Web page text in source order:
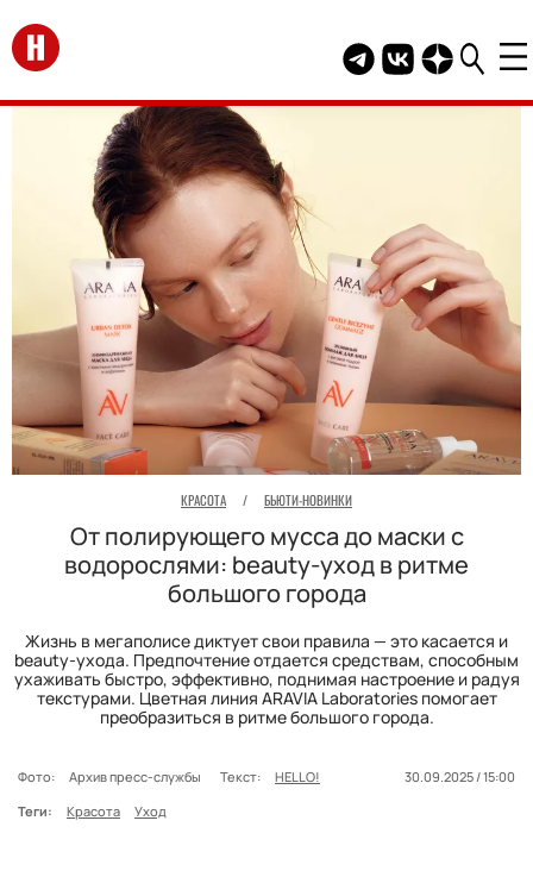
Перейти на главную
Telegram канал
Группа HELLO
Канал
КРАСОТА / БЬЮТИ-НОВИНКИ
От полирующего мусса до маски с
водорослями: beauty-уход в ритме
большого города
Жизнь в мегаполисе диктует свои правила — это касается и
beauty-ухода. Предпочтение отдается средствам, способным
ухаживать быстро, эффективно, поднимая настроение и радуя
текстурами. Цветная линия ARAVIA Laboratories помогает
преобразиться в ритме большого города.
Фото: Архив пресс-службы Текст: HELLO!
30.09.2025 / 15:00
Теги:
Красота Уход